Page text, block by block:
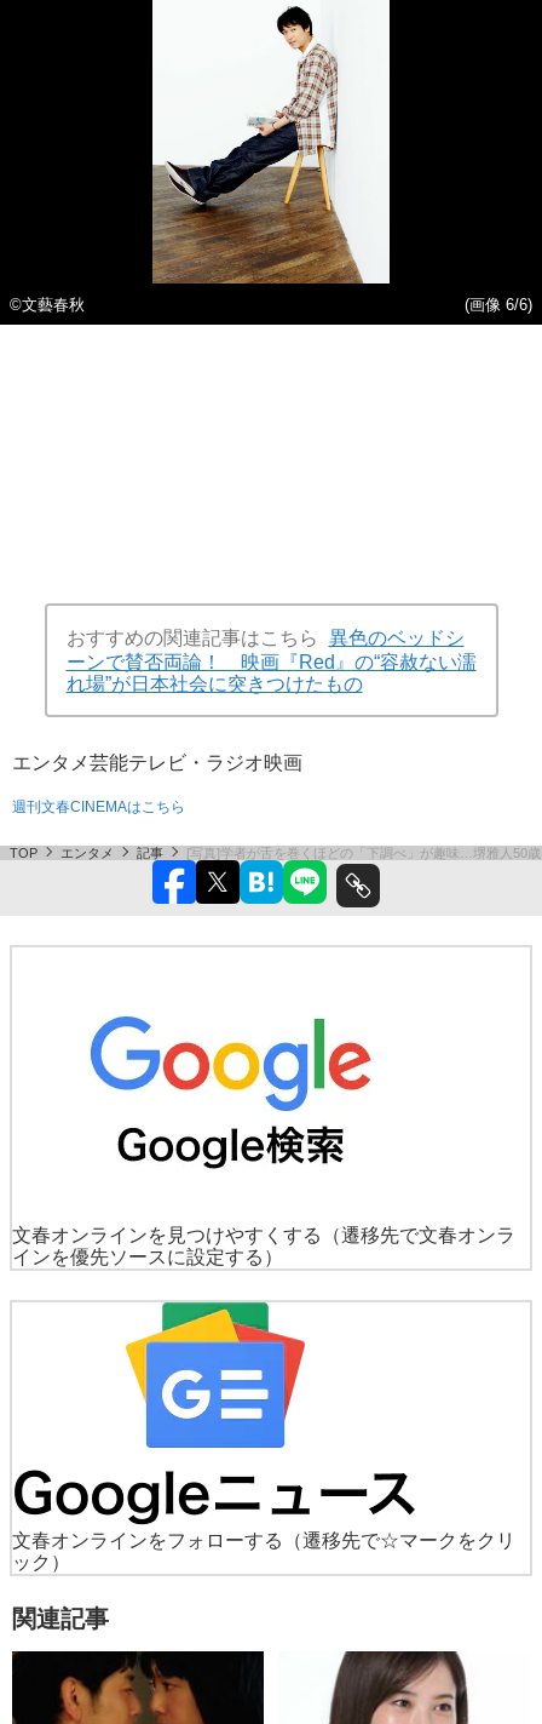
©文藝春秋 (画像 6/6)
おすすめの関連記事はこちら
異色のベッドシ
ーンで賛否両論！ 映画『Red』の“容赦ない濡
れ場”が日本社会に突きつけたもの
エンタメ芸能テレビ・ラジオ映画
週刊文春CINEMAはこちら
TOP エンタメ 記事 [写真]学者が舌を巻くほどの「下調べ」が趣味…堺雅人50
文春オンラインを見つけやすくする
（遷移先で文春オンラ
インを優先ソースに設定する）
文春オンラインをフォローする
（遷移先で☆マークをクリ
ック）
関連記事